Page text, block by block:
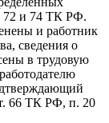
72 и 74 ТК РФ.
и работник
сведения о
в трудовую
66 ТК РФ, п. 20